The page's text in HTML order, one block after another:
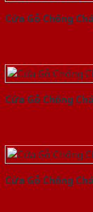
Cửa Gỗ Chống
Cửa Gỗ Chống
Cửa Gỗ Chống